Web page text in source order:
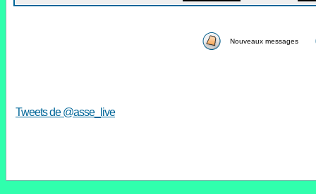
Nouveaux messages
Tweets de @asse_live